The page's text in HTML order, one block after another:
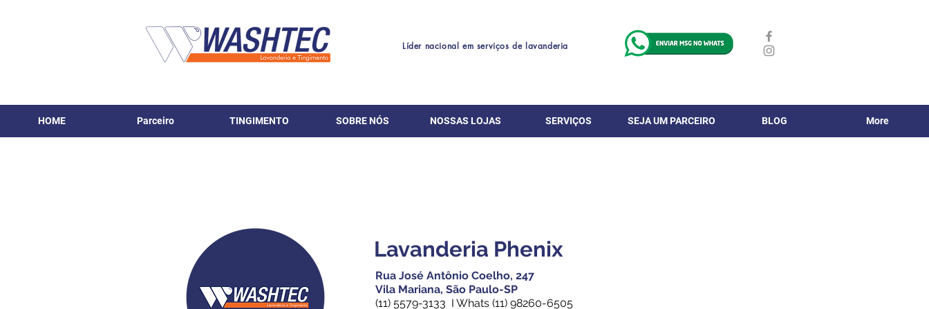
Líder nacional em serviços de lavanderia
HOME Parceiro TINGIMENTO SOBRE NÓS NOSSAS LOJAS SERVIÇOS SEJA UM PARCEIRO BLOG More
Lavanderia Phenix
Rua José Antônio Coelho, 247
Vila Mariana, São Paulo-SP
(11) 5579-3133 I Whats (11) 98260-6505